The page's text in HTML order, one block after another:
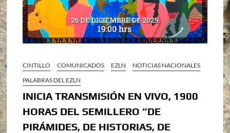
CINTILLO COMUNICADOS EZLN
NOTICIAS NACIONALES
PALABRAS DEL EZLN
INICIA TRANSMISIÓN EN VIVO, 1900
HORAS DEL SEMILLERO “DE
PIRÁMIDES, DE HISTORIAS, DE